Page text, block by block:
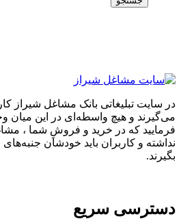
در سایت تبلیغاتی بانک مشاغل شیراز
می‌گیرند و هیچ واسطه‌ای در این میان
فرمایید که در خرید و فروشِ شما ،
نداشته و کاربران باید خودشان
بگیرند.
دسترسی سریع